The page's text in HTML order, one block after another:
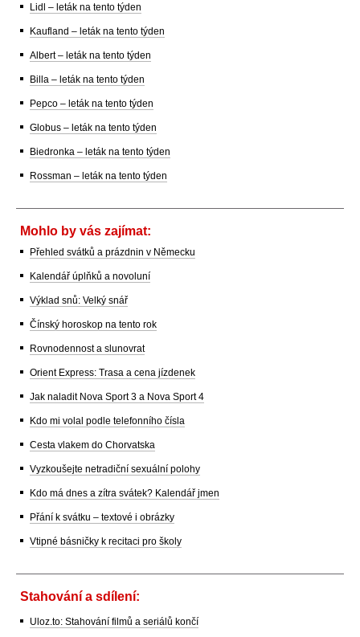
Lidl – leták na tento týden
Kaufland – leták na tento týden
Albert – leták na tento týden
Billa – leták na tento týden
Pepco – leták na tento týden
Globus – leták na tento týden
Biedronka – leták na tento týden
Rossman – leták na tento týden
Mohlo by vás zajímat:
Přehled svátků a prázdnin v Německu
Kalendář úplňků a novoluní
Výklad snů: Velký snář
Čínský horoskop na tento rok
Rovnodennost a slunovrat
Orient Express: Trasa a cena jízdenek
Jak naladit Nova Sport 3 a Nova Sport 4
Kdo mi volal podle telefonního čísla
Cesta vlakem do Chorvatska
Vyzkoušejte netradiční sexuální polohy
Kdo má dnes a zítra svátek? Kalendář jmen
Přání k svátku – textové i obrázky
Vtipné básničky k recitaci pro školy
Stahování a sdílení:
Uloz.to: Stahování filmů a seriálů končí